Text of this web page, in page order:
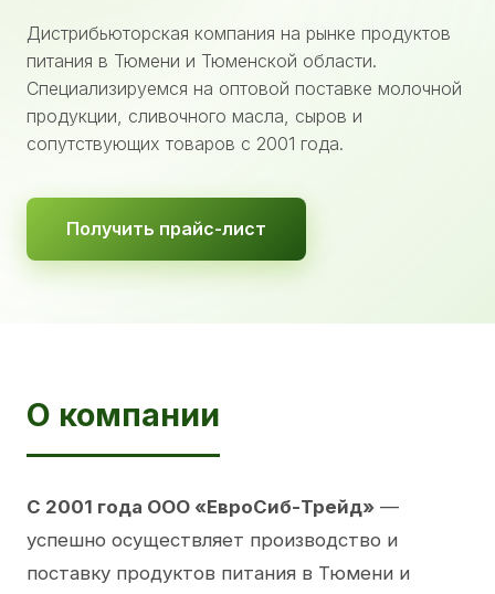
Дистрибьюторская компания на рынке продуктов
питания в Тюмени и Тюменской области.
Специализируемся на оптовой поставке молочной
продукции, сливочного масла, сыров и
сопутствующих товаров с 2001 года.
Получить прайс-лист
О компании
С 2001 года ООО «ЕвроСиб-Трейд» —
успешно осуществляет производство и
поставку продуктов питания в Тюмени и